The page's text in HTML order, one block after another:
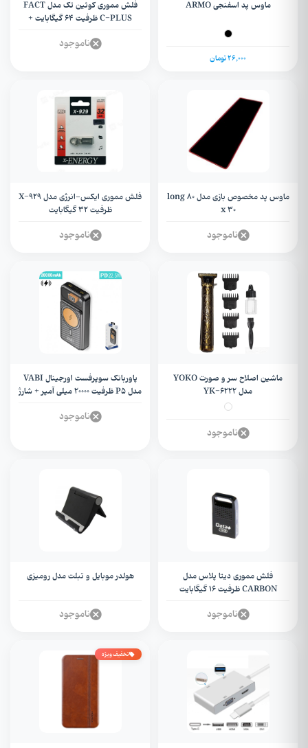
ماوس پد اسفنجی ARMO
26,000 تومان
فلش مموری کوئین تک مدل FACT
C-PLUS ظرفیت 64 گیگابایت +
ناموجود
ماوس پد مخصوص بازی مدل long 80
x 30
ناموجود
فلش مموری ایکس-انرژی مدل X-929
ظرفیت 32 گیگابایت
ناموجود
ماشین اصلاح سر و صورت YOKO
مدل YK-6222
ناموجود
پاوربانک سوپرفست اورجینال VABI
مدل P5 ظرفیت 20000 میلی آمپر + شارژ
ناموجود
فلش مموری دیتا پلاس مدل
CARBON ظرفیت 16 گیگابایت
ناموجود
هولدر موبایل و تبلت مدل رومیزی
ناموجود
تخفیف ویژه